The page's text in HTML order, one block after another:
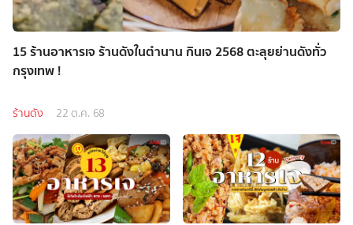
15 ร้านอาหารเจ ร้านดังในตำนาน กินเจ 2568 ตะลุยย่านดังทั่ว
กรุงเทพ !
ร้านดัง 22 ต.ค. 68